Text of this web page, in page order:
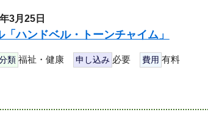
3月25日
ハンドベル・トーンチャイム」
類 福祉・健康 申し込み 必要 費用 有料